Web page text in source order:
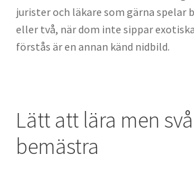
jurister och läkare som gärna spelar
eller två, när dom inte sippar
förstås är en annan känd nidbild.
Lätt att lära men
bemästra